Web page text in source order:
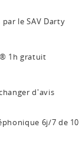
par le SAV Darty
1h gratuit
d'avis
6j/7 de